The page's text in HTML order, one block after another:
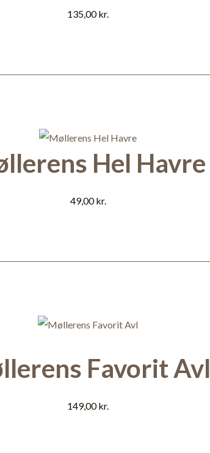
135,00kr.
Hel Havre
49,00kr.
Favorit Avl
149,00kr.